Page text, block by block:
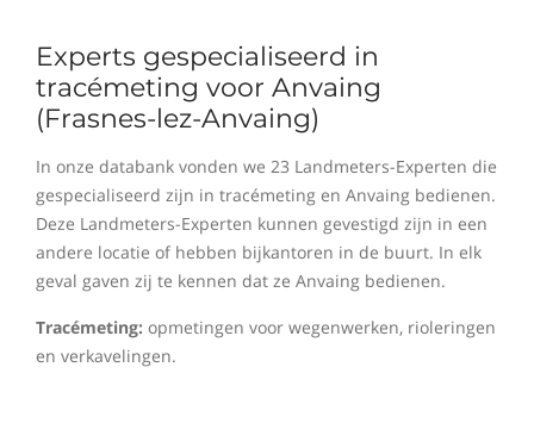
Experts gespecialiseerd in
tracémeting voor Anvaing
(Frasnes-lez-Anvaing)
In onze databank vonden we 23 Landmeters-Experten die
gespecialiseerd zijn in tracémeting en Anvaing bedienen.
Deze Landmeters-Experten kunnen gevestigd zijn in een
andere locatie of hebben bijkantoren in de buurt. In elk
geval gaven zij te kennen dat ze Anvaing bedienen.
Tracémeting: opmetingen voor wegenwerken, rioleringen
en verkavelingen.